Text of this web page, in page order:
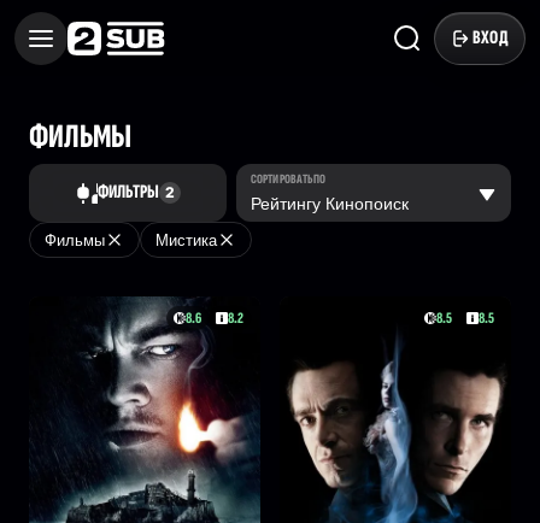
ВХОД
ФИЛЬМЫ
ФИЛЬТРЫ 2
Фильмы Мистика
СОРТИРОВАТЬ ПО
8.6 8.2 8.5 8.5